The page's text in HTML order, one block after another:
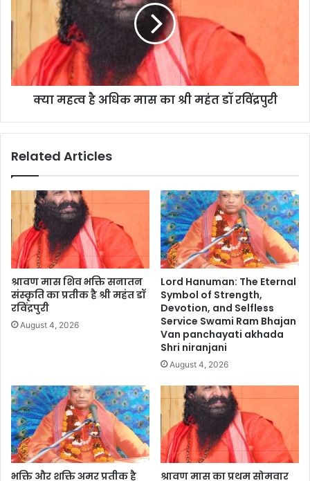
क्या महत्व है अधिक मास का श्री महंत डॉ रविंद्रपुरी
Related Articles
श्रावण मास शिव भक्ति सनातन
संस्कृति का प्रतीक है श्री महंत डॉ
रविंद्रपुरी
August 4, 2026
Lord Hanuman: The Eternal
Symbol of Strength,
Devotion, and Selfless
Service Swami Ram Bhajan
Van panchayati akhada
Shri niranjani
August 4, 2026
भक्ति और शक्ति अमर प्रतीक है
श्रावण मास का प्रथम सोमवार